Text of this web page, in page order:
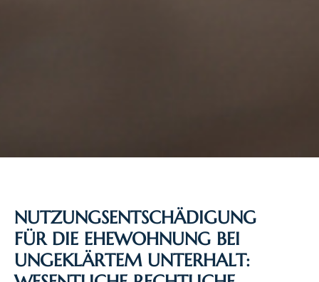
NUTZUNGSENTSCHÄDIGUNG
FÜR DIE EHEWOHNUNG BEI
UNGEKLÄRTEM UNTERHALT: